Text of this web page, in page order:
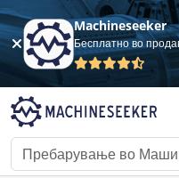
Machineseeker